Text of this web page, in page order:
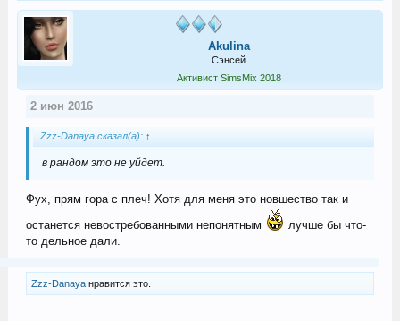
Akulina
Сэнсей
Активист SimsMix 2018
2 июн 2016
Zzz-Danaya сказал(а): ↑
в рандом это не уйдет.
Фух, прям гора с плеч! Хотя для меня это новшество так и
останется невостребованными непонятным
лучше бы что-
то дельное дали.
Zzz-Danayaнравится это.